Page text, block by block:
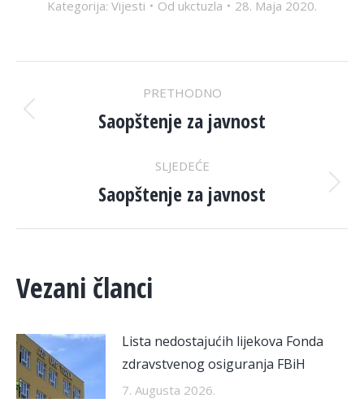
Kategorija: Vijesti Od ukctuzla 28. Maja 2020.
POST
NAVIGATION
PRETHODNO
Previous
Saopštenje za javnost
SLJEDEĆE
Next
Saopštenje za javnost
Vezani članci
Lista nedostajućih lijekova Fonda
zdravstvenog osiguranja FBiH
7. Augusta 2026.